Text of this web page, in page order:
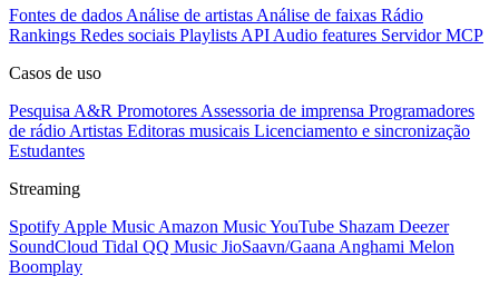
Fontes de dados Análise de artistas Análise de faixas Rádio
Rankings Redes sociais Playlists API Audio features Servidor MCP
Casos de uso
Pesquisa A&R Promotores Assessoria de imprensa Programadores
de rádio Artistas Editoras musicais Licenciamento e sincronização
Estudantes
Streaming
Spotify Apple Music Amazon MusicYouTube Shazam Deezer
SoundCloud Tidal QQ Music JioSaavn/Gaana Anghami Melon
Boomplay